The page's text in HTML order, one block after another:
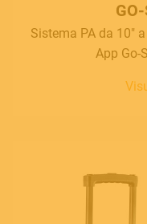
Sistema PA da 10"
App Go-